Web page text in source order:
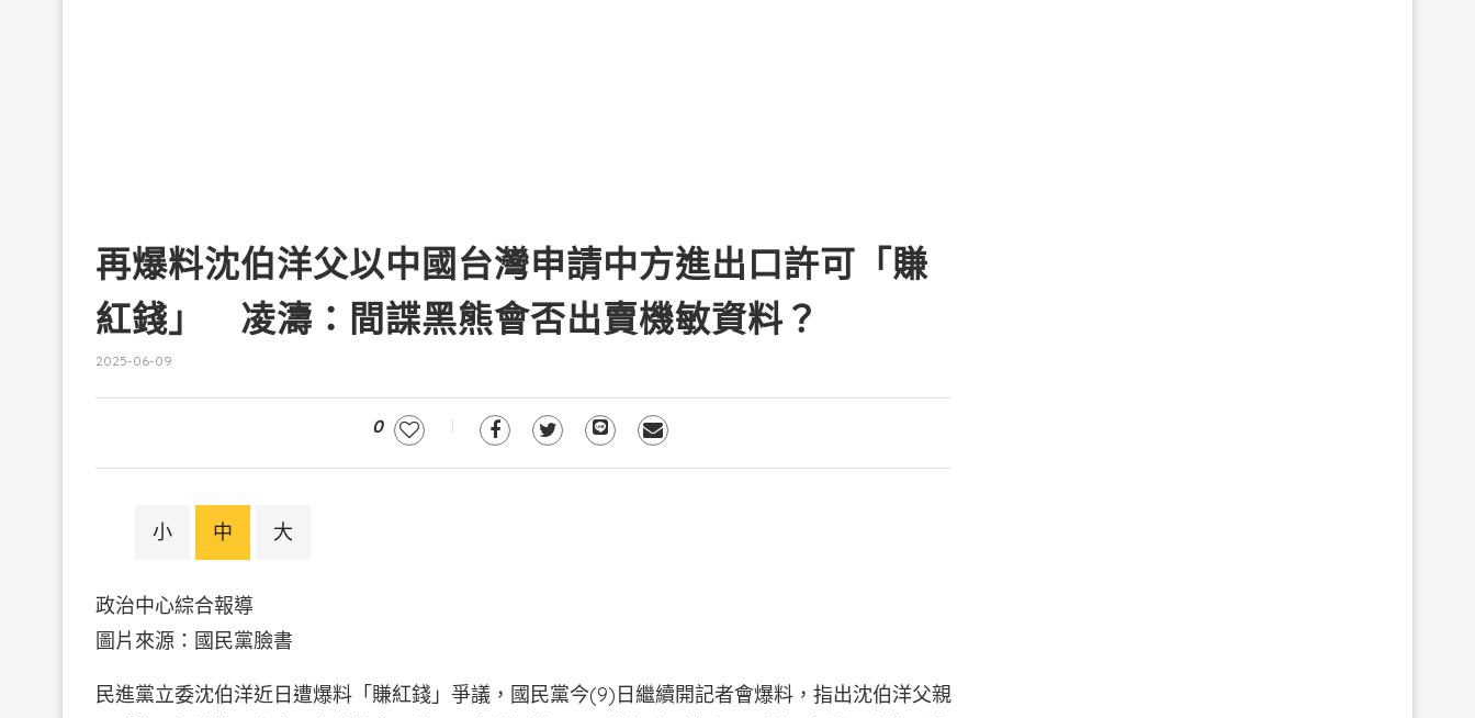
再爆料沈伯洋父以中國台灣申請中方進出口許可「賺
紅錢」 凌濤：間諜黑熊會否出賣機敏資料？
2025-06-09
0
小 中 大
政治中心綜合報導
圖片來源：國民黨臉書
民進黨立委沈伯洋近日遭爆料「賺紅錢」爭議，國民黨今(9)日繼續開記者會爆料，指出沈伯洋父親